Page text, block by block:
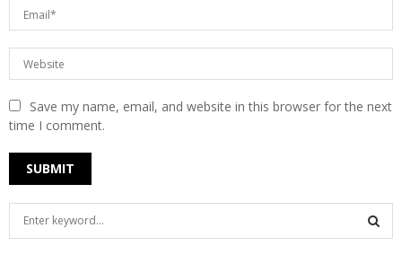
Save my name, email, and website in this browser for the next
time I comment.